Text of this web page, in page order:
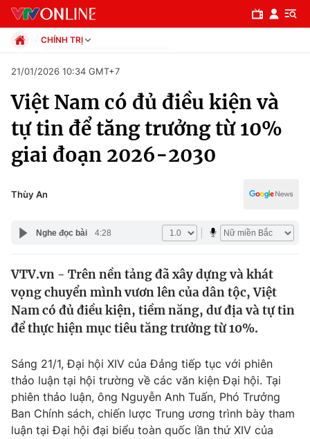
Chuyên mục
Chính trị
Thế giới
Tin tức
Câu chuyện quốc tế
Kinh tế
Tài chính
Thị trường
Góc doanh nghiệp
Dữ liệu và đời sống
Truyền hình
CHÍNH TRỊ
Xã hội
Pháp luật
Thể thao
Truyền hình
Văn hóa - Giải trí
Giáo dục
21/01/2026 10:34 GMT+7
Việt Nam có đủ điều kiện và
tự tin để tăng trưởng từ 10%
giai đoạn 2026-2030
Thùy An
Nghe đọc bài 4:28
VTV.vn - Trên nền tảng đã xây dựng và khát
vọng chuyển mình vươn lên của dân tộc, Việt
Nam có đủ điều kiện, tiềm năng, dư địa và tự tin
để thực hiện mục tiêu tăng trưởng từ 10%.
Sáng 21/1, Đại hội XIV của Đảng tiếp tục với phiên
thảo luận tại hội trường về các văn kiện Đại hội. Tại
phiên thảo luận, ông Nguyễn Anh Tuấn, Phó Trưởng
Ban Chính sách, chiến lược Trung ương trình bày tham
luận tại Đại hội đại biểu toàn quốc lần thứ XIV của